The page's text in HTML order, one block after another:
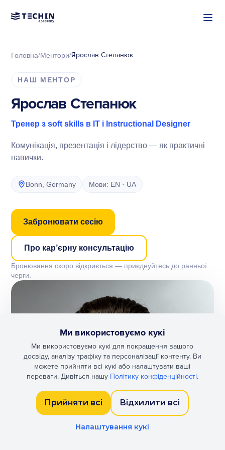
Головна/Ментори/Ярослав Степанюк
НАШ МЕНТОР
Ярослав Степанюк
Тренер з soft skills в IT і Instructional Designer
Комунікація, презентація і лідерство — як практичні
навички.
Bonn, Germany Мови: EN · UA
Забронювати сесію
Про кар’єрну консультацію
Бронювання скоро відкриється — приєднуйтесь до ранньої
черги.
Ми використовуємо кукі
Ми використовуємо кукі для покращення вашого
досвіду, аналізу трафіку та персоналізації контенту. Ви
можете прийняти всі кукі або налаштувати ваші
переваги. Дивіться нашу Політику конфіденційності.
Прийняти всі Відхилити всі
Налаштування кукі